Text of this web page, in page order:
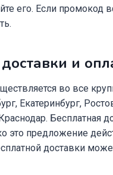
его. Если промокод
и
во все
Екатеринбург,
Бесплатная
это предложение
доставки